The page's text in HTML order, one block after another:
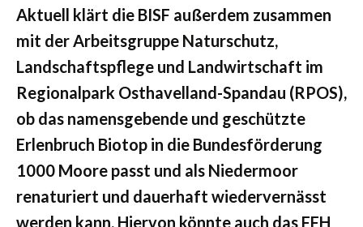
Aktuell klärt die BISF außerdem zusammen
mit der Arbeitsgruppe Naturschutz,
Landschaftspflege und Landwirtschaft im
Regionalpark Osthavelland-Spandau (RPOS),
ob das namensgebende und geschützte
Erlenbruch Biotop in die Bundesförderung
1000 Moore passt und als Niedermoor
renaturiert und dauerhaft wiedervernässt
werden kann. Hiervon könnte auch das FFH